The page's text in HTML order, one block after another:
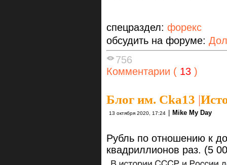
спецраздел: форекс
обсудить на форуме:
756
Комментарии ( 13 )
Блог им. Cka13 |
13 октября 2020, 17:24 Mike My Day
Рубль по отношению к
квадриллионов раз. (5